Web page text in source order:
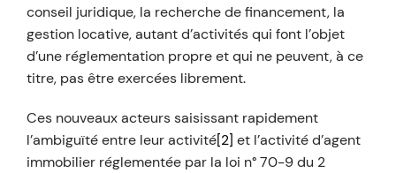
conseil juridique, la recherche de financement, la
gestion locative, autant d’activités qui font l’objet
d’une réglementation propre et qui ne peuvent, à ce
titre, pas être exercées librement.
Ces nouveaux acteurs saisissant rapidement
l’ambiguïté entre leur activité[2] et l’activité d’agent
immobilier réglementée par la loi n° 70-9 du 2